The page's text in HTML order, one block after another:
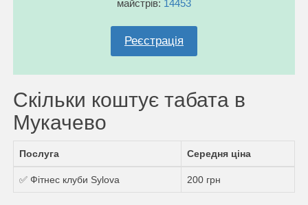
майстрів: 14453
Реєстрація
Скільки коштує табата в
Мукачево
Послуга Середня ціна
✅ Фітнес клуби Sylova 200 грн